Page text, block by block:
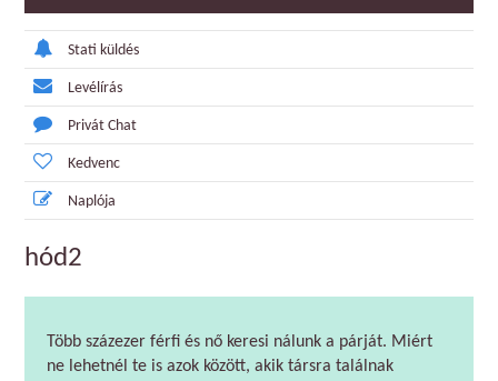
Stati küldés
Levélírás
Privát Chat
Kedvenc
Naplója
hód2
Több százezer férfi és nő keresi nálunk a párját. Miért
ne lehetnél te is azok között, akik társra találnak